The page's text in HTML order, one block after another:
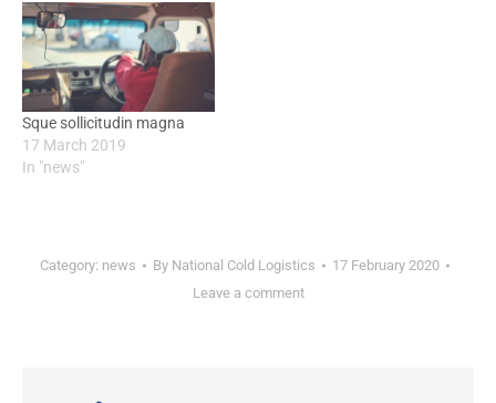
Sque sollicitudin magna
17 March 2019
In "news"
Category: news By National Cold Logistics
17 February 2020
Leave a comment